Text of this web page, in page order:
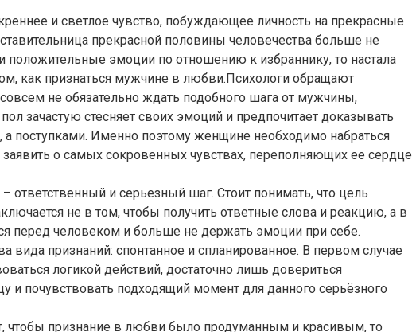
и светлое чувство, побуждающее личность на прекрасные
прекрасной половины человечества больше не
положительные эмоции по отношению к избраннику, то настала
как признаться мужчине в любви.Психологи обращают
не обязательно ждать подобного шага от мужчины,
зачастую стесняет своих эмоций и предпочитает доказывать
поступками. Именно поэтому женщине необходимо набраться
о самых сокровенных чувствах, переполняющих ее сердце
ответственный и серьезный шаг. Стоит понимать, что цель
не в том, чтобы получить ответные слова и реакцию, а в
перед человеком и больше не держать эмоции при себе.
вида признаний: спонтанное и спланированное. В первом случае
логикой действий, достаточно лишь довериться
и почувствовать подходящий момент для данного серьёзного
чтобы признание в любви было продуманным и красивым, то